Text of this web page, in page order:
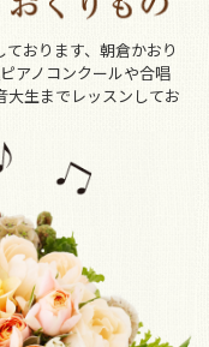
おります、朝倉かおり
アノコンクールや合唱
大生までレッスンしてお